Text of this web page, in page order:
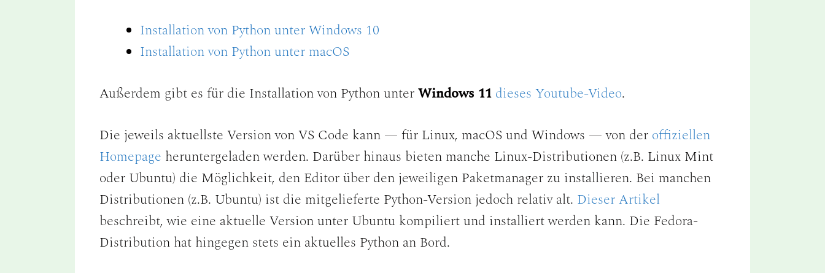
Installation von Python unter Windows 10
Installation von Python unter macOS
Außerdem gibt es für die Installation von Python unterWindows 11 dieses Youtube-Video.
Die jeweils aktuellste Version von VS Code kann — für Linux, macOS und Windows — von der offiziellen
Homepage heruntergeladen werden. Darüber hinaus bieten manche Linux-Distributionen (z.B. Linux Mint
oder Ubuntu) die Möglichkeit, den Editor über den jeweiligen Paketmanager zu installieren. Bei manchen
Distributionen (z.B. Ubuntu) ist die mitgelieferte Python-Version jedoch relativ alt. Dieser Artikel
beschreibt, wie eine aktuelle Version unter Ubuntu kompiliert und installiert werden kann. Die Fedora-
Distribution hat hingegen stets ein aktuelles Python an Bord.